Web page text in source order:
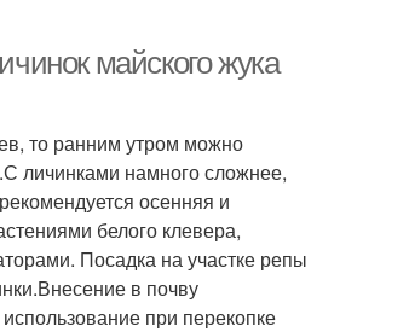
майского жука
то ранним утром можно
личинками намного сложнее,
осенняя и
белого клевера,
Посадка на участке репы
в почву
при перекопке